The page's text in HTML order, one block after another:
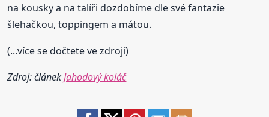
na kousky a na talíři dozdobíme dle své fantazie
šlehačkou, toppingem a mátou.
(...více se dočtete ve zdroji)
Zdroj: článekJahodový koláč